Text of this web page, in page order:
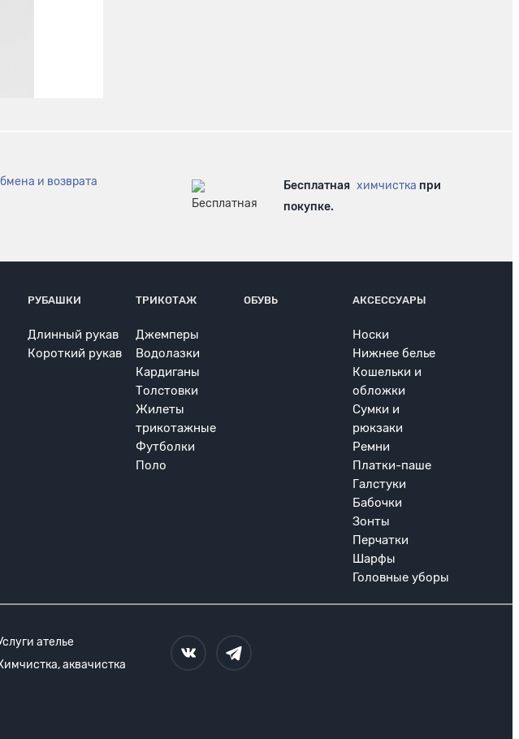
и возврата Бесплатная химчистка при
покупке.
РУБАШКИ
Длинный рукав
Короткий рукав
ТРИКОТАЖ
Джемперы
Водолазки
Кардиганы
Толстовки
Жилеты
трикотажные
Футболки
Поло
ОБУВЬ АКСЕССУАРЫ
Носки
Нижнее белье
Кошельки и
обложки
Сумки и
рюкзаки
Ремни
Платки-паше
Галстуки
Бабочки
Зонты
Перчатки
Шарфы
Головные уборы
ателье
аквачистка